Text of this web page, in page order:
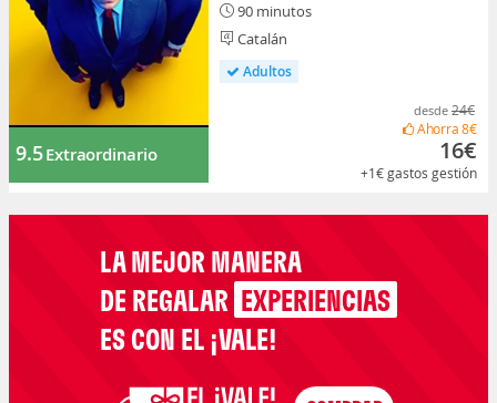
9.5Extraordinario
90 minutos
Catalán
Adultos
desde 24€
Ahorra8€
16€
+1€gastos gestión
LA MEJOR MANERA
DE REGALAR EXPERIENCIAS
ES CON EL ¡VALE!